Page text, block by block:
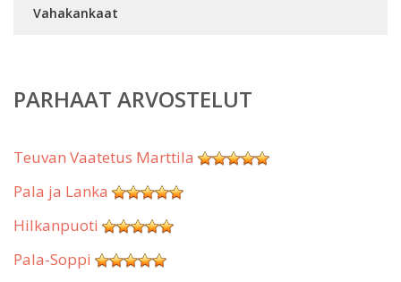
Vahakankaat
PARHAAT ARVOSTELUT
Teuvan Vaatetus Marttila
Pala ja Lanka
Hilkanpuoti
Pala-Soppi